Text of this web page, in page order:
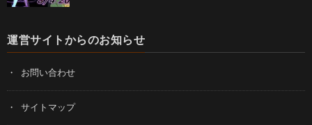
運営サイトからのお知らせ
お問い合わせ
サイトマップ